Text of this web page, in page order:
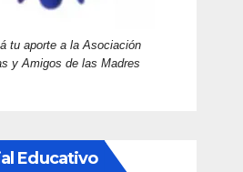
tu aporte a la Asociación
y Amigos de las Madres
Educativo